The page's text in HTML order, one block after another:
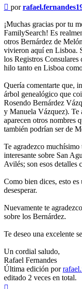
Mensaje
por
¡Muchas gracias por tu
FamilySearch! Es
otros Bernárdez de
vivieron aquí en Lisboa.
los Registros Consulares
hilo tanto en Lisboa
Quería comentarte que,
árbol genealógico que
Rosendo Bernárdez
y Manuela Vázquez). Te
aparecen otros nombres
también podrían ser de
Te agradezco
interesante sobre San
Avilés; son esos detalles
Como bien dices, esto
desesperar.
Nuevamente te
sobre los Bernárdez.
Te deseo una excelente
Un cordial saludo,
Rafael Fernandes
Última edición por
editado 2 veces en total.